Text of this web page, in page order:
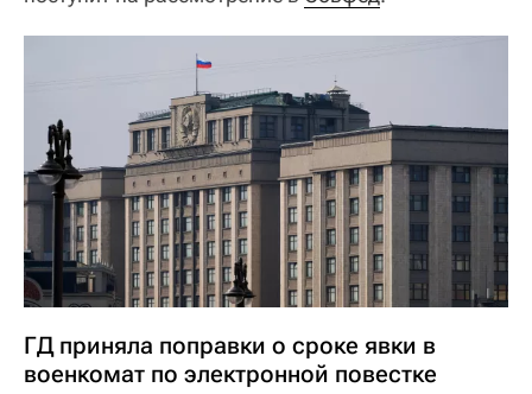
ГД приняла поправки о сроке явки в
военкомат по электронной повестке